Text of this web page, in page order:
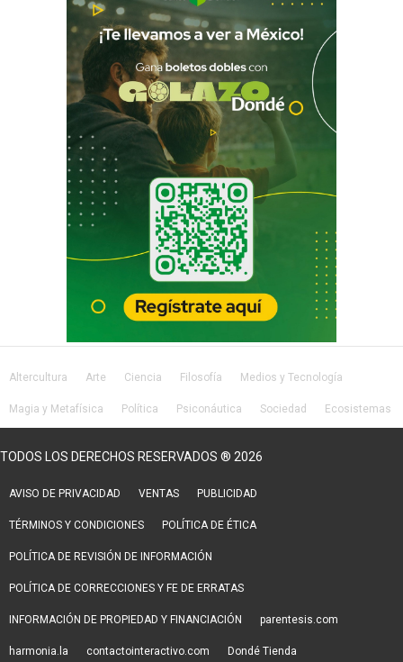
Altercultura Arte Ciencia Filosofía Medios y Tecnología
Magia y Metafísica Política Psiconáutica Sociedad Ecosistemas
TODOS LOS DERECHOS RESERVADOS ® 2026
AVISO DE PRIVACIDAD VENTAS PUBLICIDAD
TÉRMINOS Y CONDICIONES POLÍTICA DE ÉTICA
POLÍTICA DE REVISIÓN DE INFORMACIÓN
POLÍTICA DE CORRECCIONES Y FE DE ERRATAS
INFORMACIÓN DE PROPIEDAD Y FINANCIACIÓN parentesis.com
harmonia.la contactointeractivo.com Dondé Tienda